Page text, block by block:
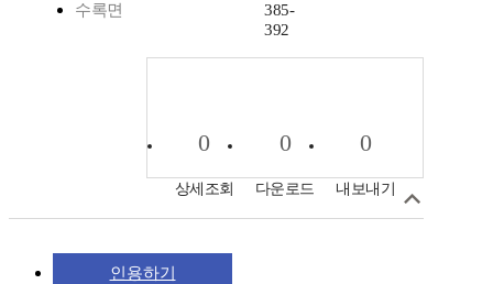
수록면
385-
392
0
상세조회
0
다운로드
0
내보내기
인용하기